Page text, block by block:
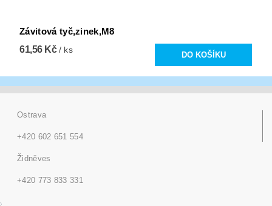
Závitová tyč,zinek,M8
61,56 Kč/ ks
Ostrava
+420 602 651 554
Židněves
+420 773 833 331